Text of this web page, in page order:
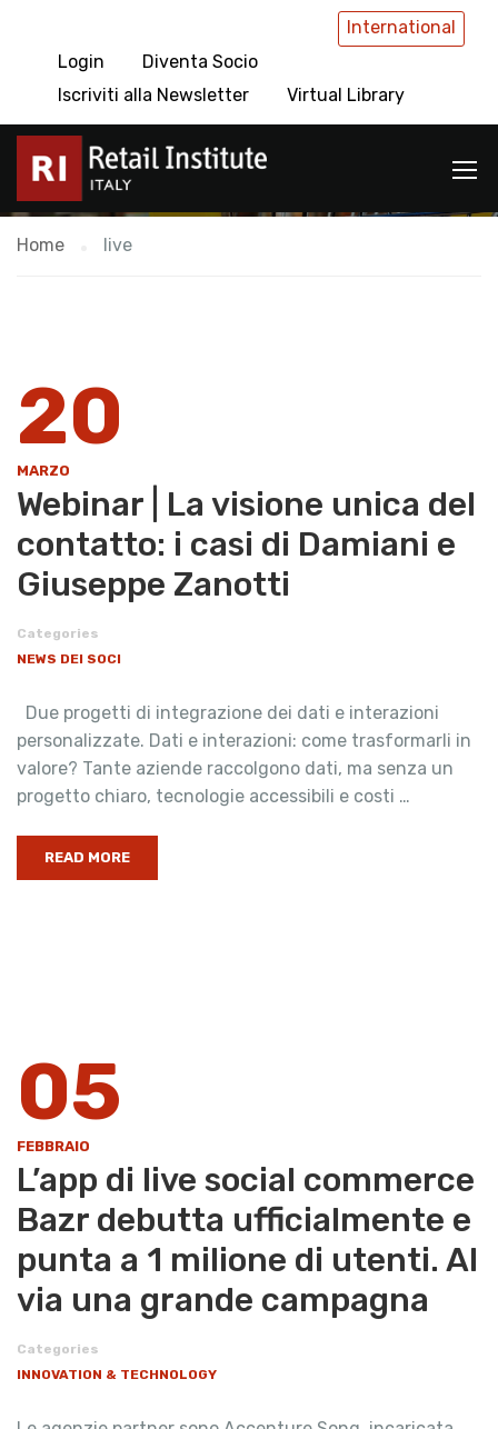
International
Login
Diventa Socio
Iscriviti alla Newsletter
Virtual Library
live
Home live
20
MARZO
Webinar | La visione unica del
contatto: i casi di Damiani e
Giuseppe Zanotti
Categories
NEWS DEI SOCI
Due progetti di integrazione dei dati e interazioni
personalizzate. Dati e interazioni: come trasformarli in
valore? Tante aziende raccolgono dati, ma senza un
progetto chiaro, tecnologie accessibili e costi …
READ MORE
05
FEBBRAIO
L’app di live social commerce
Bazr debutta ufficialmente e
punta a 1 milione di utenti. Al
via una grande campagna
Categories
INNOVATION & TECHNOLOGY